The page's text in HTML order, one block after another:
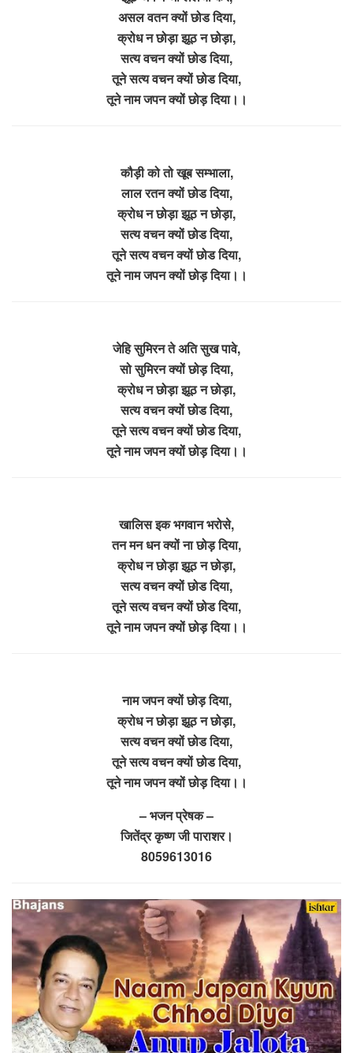
असल वतन क्यों छोड दिया,
क्रोध न छोड़ा झूठ न छोड़ा,
सत्य वचन क्यों छोड दिया,
तूने सत्य वचन क्यों छोड दिया,
तूने नाम जपन क्यों छोड़ दिया।।
कौड़ी को तो खूब सम्भाला,
लाल रतन क्यों छोड दिया,
क्रोध न छोड़ा झूठ न छोड़ा,
सत्य वचन क्यों छोड दिया,
तूने सत्य वचन क्यों छोड दिया,
तूने नाम जपन क्यों छोड़ दिया।।
जेहि सुमिरन ते अति सुख पावे,
सो सुमिरन क्यों छोड़ दिया,
क्रोध न छोड़ा झूठ न छोड़ा,
सत्य वचन क्यों छोड दिया,
तूने सत्य वचन क्यों छोड दिया,
तूने नाम जपन क्यों छोड़ दिया।।
खालिस इक भगवान भरोसे,
तन मन धन क्यों ना छोड़ दिया,
क्रोध न छोड़ा झूठ न छोड़ा,
सत्य वचन क्यों छोड दिया,
तूने सत्य वचन क्यों छोड दिया,
तूने नाम जपन क्यों छोड़ दिया।।
नाम जपन क्यों छोड़ दिया,
क्रोध न छोड़ा झूठ न छोड़ा,
सत्य वचन क्यों छोड दिया,
तूने सत्य वचन क्यों छोड दिया,
तूने नाम जपन क्यों छोड़ दिया।।
– भजन प्रेषक –
जितेंद्र कृष्ण जी पाराशर।
8059613016